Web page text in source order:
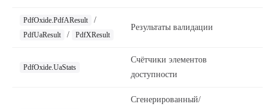
PdfOxide.PdfAResult /
PdfUaResult / PdfXResult
Результаты валидации
PdfOxide.UaStats
Счётчики элементов
доступности
Сгенерированный/